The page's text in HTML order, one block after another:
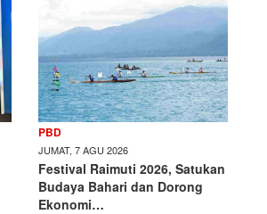
PBD
JUMAT, 7 AGU 2026
Festival Raimuti 2026, Satukan
Budaya Bahari dan Dorong
Ekonomi…